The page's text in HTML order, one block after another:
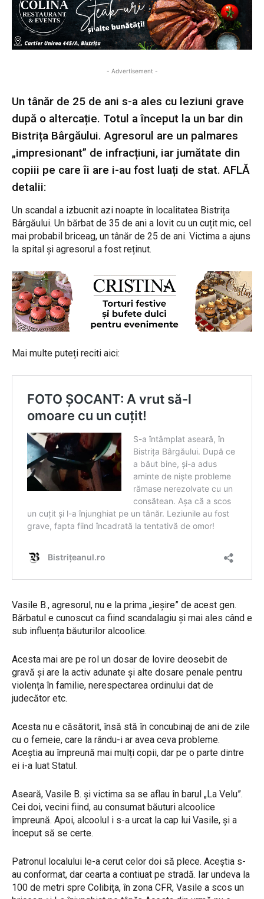
- Advertisement -
Un tânăr de 25 de ani s-a ales cu leziuni grave
după o altercație. Totul a început la un bar din
Bistrița Bârgăului. Agresorul are un palmares
„impresionant” de infracțiuni, iar jumătate din
copiii pe care îi are i-au fost luați de stat. AFLĂ
detalii:
Un scandal a izbucnit azi noapte în localitatea Bistrița
Bârgăului. Un bărbat de 35 de ani a lovit cu un cuțit mic, cel
mai probabil briceag, un tânăr de 25 de ani. Victima a ajuns
la spital și agresorul a fost reținut.
Mai multe puteți reciti aici:
Vasile B., agresorul, nu e la prima „ieșire” de acest gen.
Bărbatul e cunoscut ca fiind scandalagiu și mai ales când e
sub influența băuturilor alcoolice.
Acesta mai are pe rol un dosar de lovire deosebit de
gravă și are la activ adunate și alte dosare penale pentru
violența în familie, nerespectarea ordinului dat de
judecător etc.
Acesta nu e căsătorit, însă stă în concubinaj de ani de zile
cu o femeie, care la rându-i ar avea ceva probleme.
Aceștia au împreună mai mulți copii, dar pe o parte dintre
ei i-a luat Statul.
Aseară, Vasile B. și victima sa se aflau în barul „La Velu”.
Cei doi, vecini fiind, au consumat băuturi alcoolice
împreună. Apoi, alcoolul i s-a urcat la cap lui Vasile, și a
început să se certe.
Patronul localului le-a cerut celor doi să plece. Aceștia s-
au conformat, dar cearta a contiuat pe stradă. Iar undeva la
100 de metri spre Colibița, în zona CFR, Vasile a scos un